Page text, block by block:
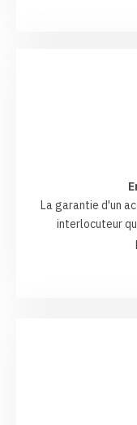
La garantie d'un
interlocuteur